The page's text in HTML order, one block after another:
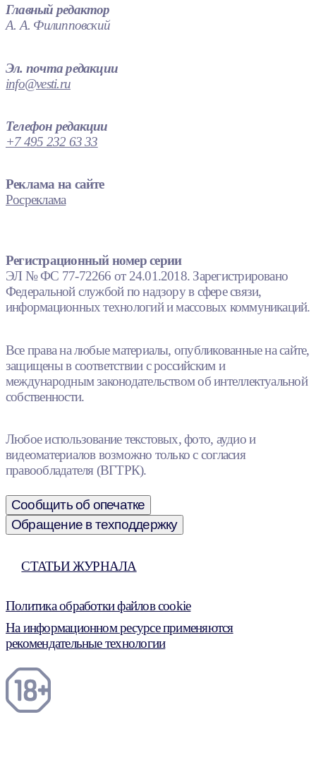
Главный редактор
А. А. Филипповский
Эл. почта редакции
info@vesti.ru
Телефон редакции
+7 495 232 63 33
Реклама на сайте
Росреклама
Регистрационный номер серии
ЭЛ № ФС 77-72266 от 24.01.2018. Зарегистрировано
Федеральной службой по надзору в сфере связи,
информационных технологий и массовых коммуникаций.
Все права на любые материалы, опубликованные на сайте,
защищены в соответствии с российским и
международным законодательством об интеллектуальной
собственности.
Любое использование текстовых, фото, аудио и
видеоматериалов возможно только с согласия
правообладателя (ВГТРК).
Сообщить об опечатке
Обращение в техподдержку
СТАТЬИ ЖУРНАЛА
Политика обработки файлов cookie
На информационном ресурсе применяются
рекомендательные технологии